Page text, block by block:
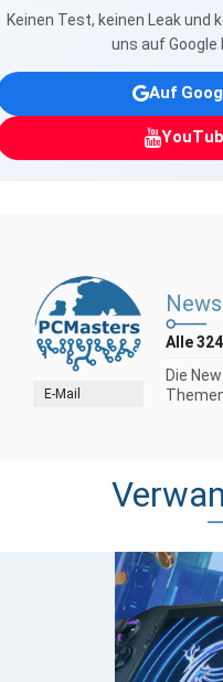
Keinen Test, keinen Leak und
uns auf Google
Auf
E-Mail
Alle
Die